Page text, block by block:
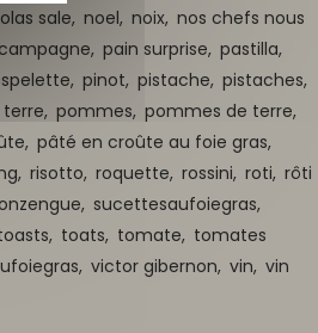
sale, noel, noix, nos chefs nous
pain surprise, pastilla,
pinot, pistache, pistaches,
pommes, pommes de terre,
pâté en croûte au foie gras,
risotto, roquette, rossini, roti, rôti
sucettesaufoiegras,
toats, tomate, tomates
victor gibernon, vin, vin